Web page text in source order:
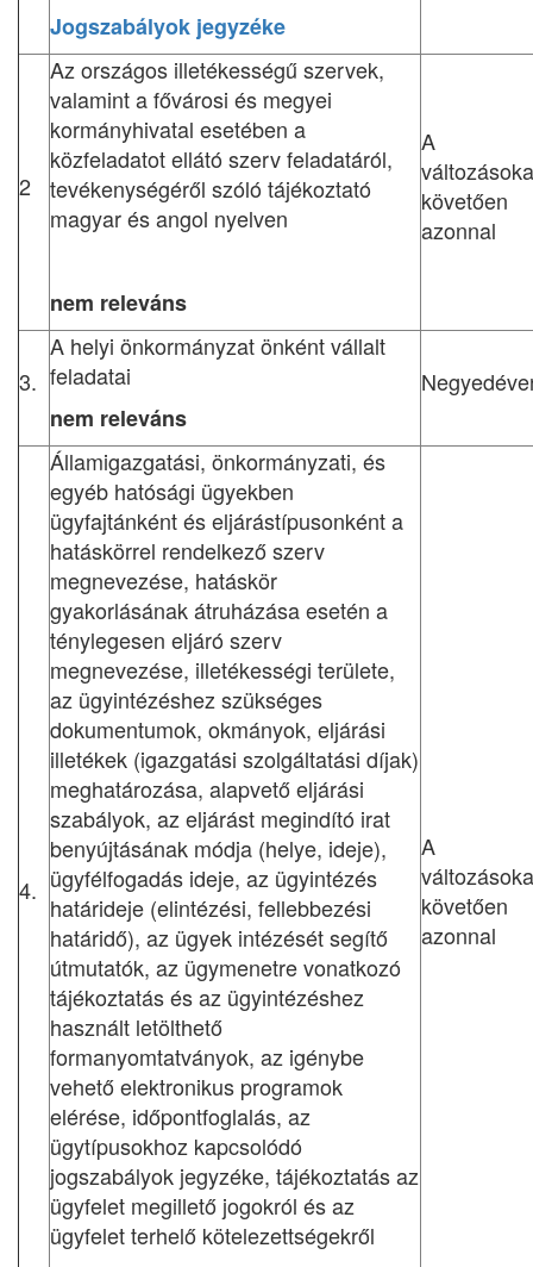
Jogszabályok jegyzéke
2
Az országos illetékességű szervek,
valamint a fővárosi és megyei
kormányhivatal esetében a
közfeladatot ellátó szerv feladatáról,
tevékenységéről szóló tájékoztató
magyar és angol nyelven
nem releváns
A
követően
azonnal
3.
A helyi önkormányzat önként vállalt
feladatai
nem releváns
4.
Államigazgatási, önkormányzati, és
egyéb hatósági ügyekben
ügyfajtánként és eljárástípusonként a
hatáskörrel rendelkező szerv
megnevezése, hatáskör
gyakorlásának átruházása esetén a
ténylegesen eljáró szerv
megnevezése, illetékességi területe,
az ügyintézéshez szükséges
dokumentumok, okmányok, eljárási
illetékek (igazgatási szolgáltatási díjak)
meghatározása, alapvető eljárási
szabályok, az eljárást megindító irat
benyújtásának módja (helye, ideje),
ügyfélfogadás ideje, az ügyintézés
határideje (elintézési, fellebbezési
határidő), az ügyek intézését segítő
útmutatók, az ügymenetre vonatkozó
tájékoztatás és az ügyintézéshez
használt letölthető
formanyomtatványok, az igénybe
vehető elektronikus programok
elérése, időpontfoglalás, az
ügytípusokhoz kapcsolódó
jogszabályok jegyzéke, tájékoztatás az
ügyfelet megillető jogokról és az
ügyfelet terhelő kötelezettségekről
A
követően
azonnal